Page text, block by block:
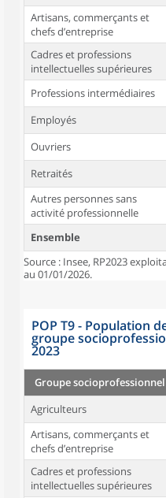
Artisans, commerçants et
chefs d’entreprise
Cadres et professions
intellectuelles supérieures
Professions intermédiaires
Employés
Ouvriers
Retraités
Autres personnes sans
activité professionnelle
Ensemble
Source : Insee, RP2023
au 01/01/2026.
POP T9 - Population
groupe
2023
Groupe socioprofessionnel
Agriculteurs
Artisans, commerçants et
chefs d’entreprise
Cadres et professions
intellectuelles supérieures